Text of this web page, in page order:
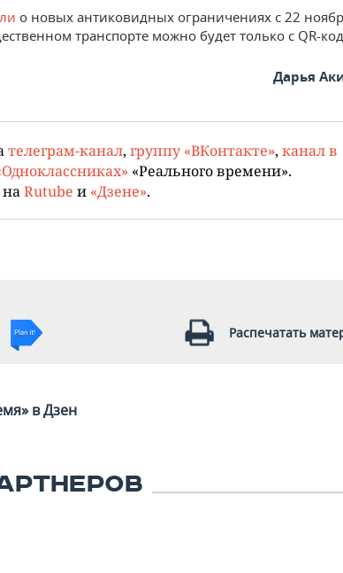
о новых антиковидных ограничениях с 22
транспорте можно будет только с QR-
Дарья
телеграм-канал, группу «ВКонтакте», канал в
«Реального времени».
Rutube и «Дзене».
Распечатать
в Дзен